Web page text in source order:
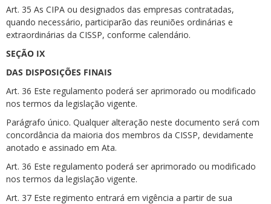
Art. 35 As CIPA ou designados das empresas contratadas,
quando necessário, participarão das reuniões ordinárias e
extraordinárias da CISSP, conforme calendário.
SEÇÃO IX
DAS DISPOSIÇÕES FINAIS
Art. 36 Este regulamento poderá ser aprimorado ou modificado
nos termos da legislação vigente.
Parágrafo único. Qualquer alteração neste documento será com
concordância da maioria dos membros da CISSP, devidamente
anotado e assinado em Ata.
Art. 36 Este regulamento poderá ser aprimorado ou modificado
nos termos da legislação vigente.
Art. 37 Este regimento entrará em vigência a partir de sua